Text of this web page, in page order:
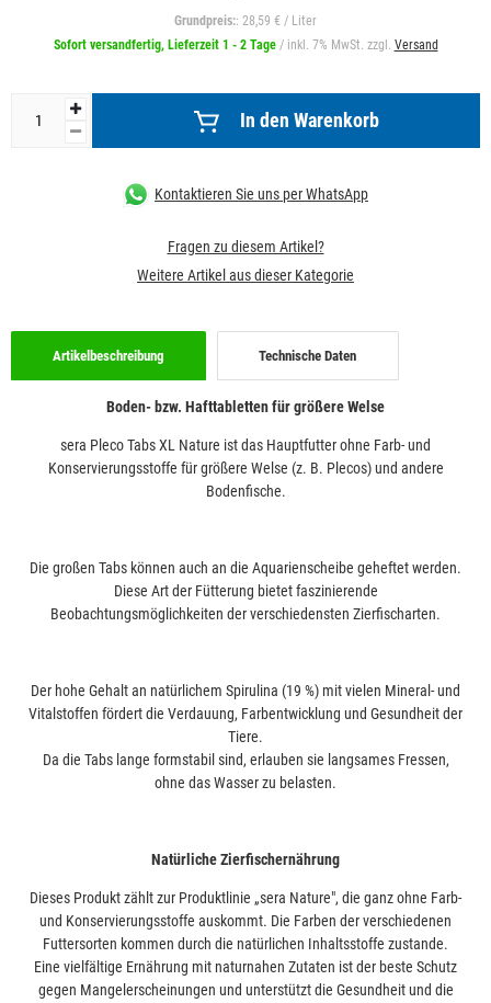
Grundpreis:: 28,59 € / Liter
Sofort versandfertig, Lieferzeit 1 - 2 Tage / inkl. 7% MwSt. zzgl. Versand
In den Warenkorb
Kontaktieren Sie uns per WhatsApp
Fragen zu diesem Artikel?
Weitere Artikel aus dieser Kategorie
Artikelbeschreibung Technische Daten
Boden- bzw. Hafttabletten für größere Welse
sera Pleco Tabs XL Nature ist das Hauptfutter ohne Farb- und
Konservierungsstoffe für größere Welse (z. B. Plecos) und andere
Bodenfische.
Die großen Tabs können auch an die Aquarienscheibe geheftet werden.
Diese Art der Fütterung bietet faszinierende
Beobachtungsmöglichkeiten der verschiedensten Zierfischarten.
Der hohe Gehalt an natürlichem Spirulina (19 %) mit vielen Mineral- und
Vitalstoffen fördert die Verdauung, Farbentwicklung und Gesundheit der
Tiere.
Da die Tabs lange formstabil sind, erlauben sie langsames Fressen,
ohne das Wasser zu belasten.
Natürliche Zierfischernährung
Dieses Produkt zählt zur Produktlinie „sera Nature", die ganz ohne Farb-
und Konservierungsstoffe auskommt. Die Farben der verschiedenen
Futtersorten kommen durch die natürlichen Inhaltsstoffe zustande.
Eine vielfältige Ernährung mit naturnahen Zutaten ist der beste Schutz
gegen Mangelerscheinungen und unterstützt die Gesundheit und die